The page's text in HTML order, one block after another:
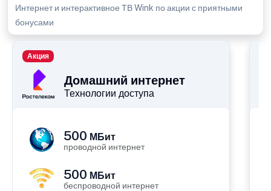
Интернет и интерактивное ТВ Wink по акции с приятными
бонусами
Домашний интернет
Технологии доступа
Акция
500 МБит
проводной интернет
500 МБит
беспроводной интернет